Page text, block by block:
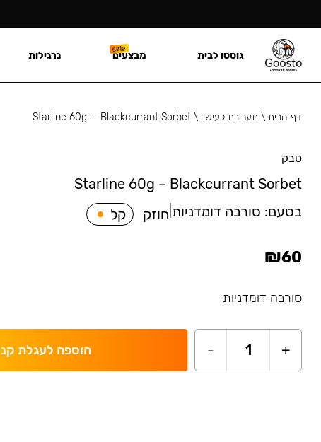
דף הבית\ תערובת לעישון \
Starline 60g — Blackcurrant Sorbet
טבק
Starline 60g – Blackcurrant Sorbet
בטעם: סורבה דומדניות חוזק קל
₪60
סורבה דומדניות
+
1
- הוספה לעגלת
גוסטו לבית מבצעים נרגילות